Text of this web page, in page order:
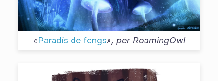
«Paradís de fongs», per RoamingOwl